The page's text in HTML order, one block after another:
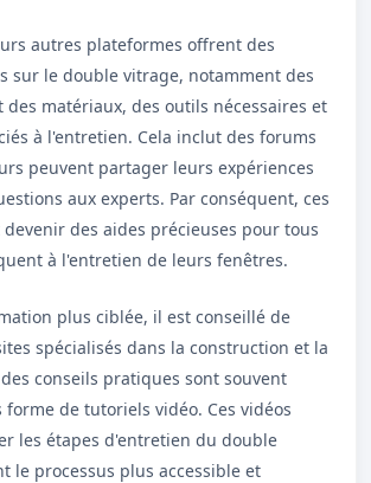
autres plateformes offrent des
sur le double vitrage, notamment des
matériaux, des outils nécessaires et
à l'entretien. Cela inclut des forums
peuvent partager leurs expériences
aux experts. Par conséquent, ces
des aides précieuses pour tous
à l'entretien de leurs fenêtres.
plus ciblée, il est conseillé de
spécialisés dans la construction et la
conseils pratiques sont souvent
forme de tutoriels vidéo. Ces vidéos
les étapes d'entretien du double
le processus plus accessible et